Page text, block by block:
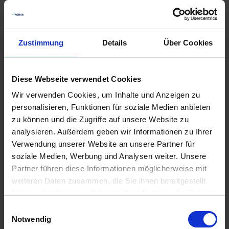
Zustimmung Details Über Cookies
Diese Webseite verwendet Cookies
Wir verwenden Cookies, um Inhalte und Anzeigen zu
personalisieren, Funktionen für soziale Medien anbieten
zu können und die Zugriffe auf unsere Website zu
analysieren. Außerdem geben wir Informationen zu Ihrer
Verwendung unserer Website an unsere Partner für
soziale Medien, Werbung und Analysen weiter. Unsere
Partner führen diese Informationen möglicherweise mit
weiteren Daten zusammen, die Sie ihnen bereitgestellt
Notwendig
GRANIT
Gänsefußschar 285 x
7 mm
zzgl. MwSt.
38,40 € / St
IN DEN
WARENKORB
GRANIT Scharspitze
3374443 Lemken
35,20 € / St
IN DEN
WARENKORB